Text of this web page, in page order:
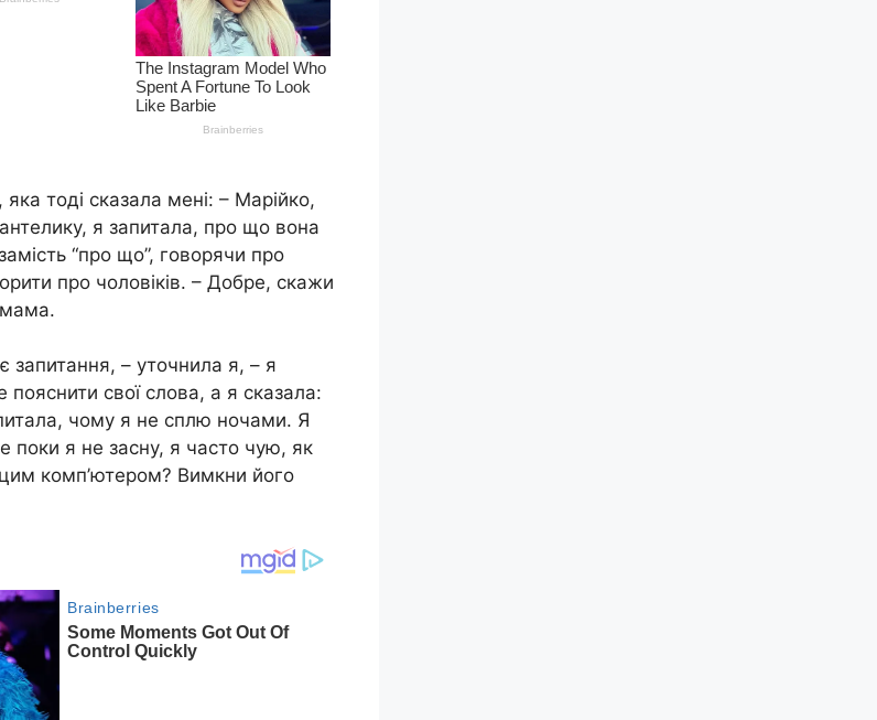
тоді сказала мені: – Марійко,
я запитала, про що вона
“про що”, говорячи про
про чоловіків. – Добре, скажи
мама.
запитання, – уточнила я, – я
свої слова, а я сказала:
чому я не сплю ночами. Я
поки я не засну, я часто чую, як
комп’ютером? Вимкни його